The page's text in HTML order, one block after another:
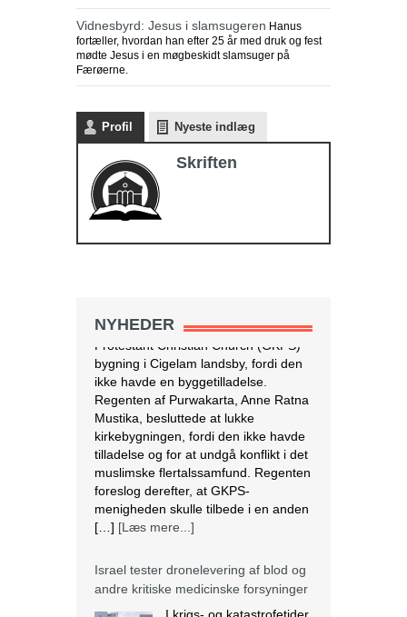
Vidnesbyrd: Jesus i slamsugeren Hanus
fortæller, hvordan han efter 25 år med druk og fest
mødte Jesus i en møgbeskidt slamsuger på
Færøerne.
Profil Nyeste indlæg
Skriften
NYHEDER
Purwakarta
regeringsmyndigheden i
Vestjava lukkede
Protestant Christian Church (GKPS)
bygning i Cigelam landsby, fordi den
Regenten af Purwakarta, Anne Ratna
muslimske flertalssamfund. Regenten
menigheden skulle tilbede i en anden
[…] [Læs mere...]
Israel tester dronelevering af blod og
andre kritiske medicinske forsyninger
I krigs- og katastrofetider
kan droner være den
hurtigste og mest
effektive måde at
transportere blodprodukter og
IDF i felten. Den 28. marts lettede en
autonom drone med 3,8 kg blod fra
Rambam Medical Center i Haifa og